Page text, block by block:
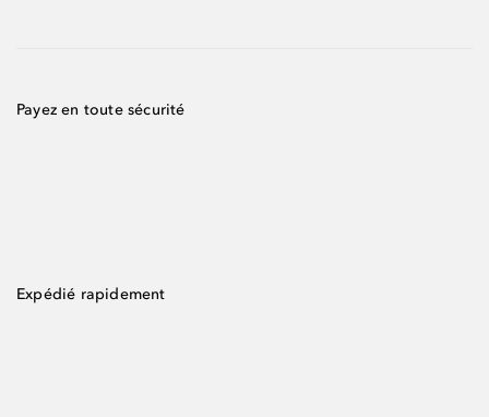
Payez en toute sécurité
Expédié rapidement